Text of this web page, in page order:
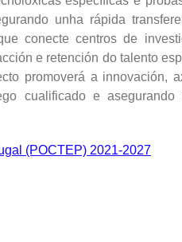
unha rápida
conecte centros de
e retención do talento
promoverá a innovación,
cualificado e
(POCTEP) 2021-2027